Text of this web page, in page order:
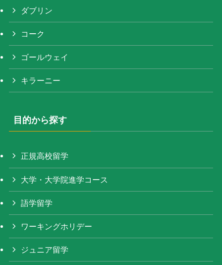
ダブリン
コーク
ゴールウェイ
キラーニー
目的から探す
正規高校留学
大学・大学院進学コース
語学留学
ワーキングホリデー
ジュニア留学